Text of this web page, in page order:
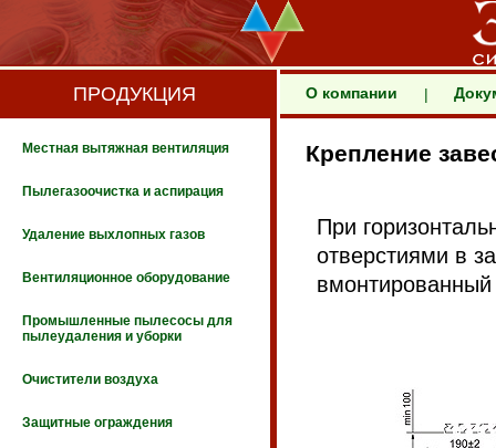
ПРОДУКЦИЯ
Местная вытяжная вентиляция
Пылегазоочистка и аспирация
Удаление выхлопных газов
Вентиляционное оборудование
Промышленные пылесосы для
пылеудаления и уборки
Очистители воздуха
Защитные ограждения
О компании |
Крепление
При
отверстиями в